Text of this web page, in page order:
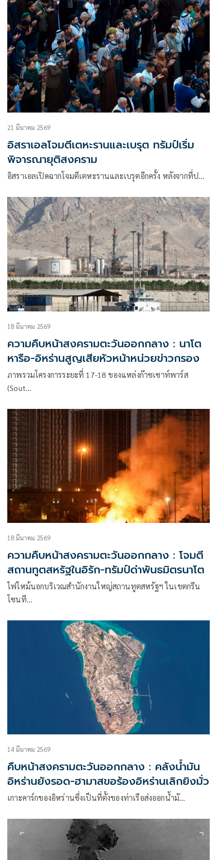
21 มีนาคม 2569
อิสราเอลโจมตีเตหะรานและเบรุต ทรัมป์เริ่ม
พิจารณายุติสงคราม
อิสราเอลเปิดฉากโจมตีเตหะรานและเบรุตอีกครั้ง หลังจากที่ป…
18 มีนาคม 2569
ความคืบหน้าสงครามตะวันออกกลาง : นาโต
หารือ-อิหร่านสูญเสียหัวหน้าหน่วยข่าวกรอง
ภาพรวมโครงการระยะที่ 17-18 ของแหล่งก๊าซเซาท์พาร์ส
(Sout…
18 มีนาคม 2569
ความคืบหน้าสงครามตะวันออกกลาง : โจมตี
สถานทูตสหรัฐในอิรัก-ทรัมป์ด่าพันธมิตรนาโต
ไฟไหม้นอกบริเวณสำนักงานใหญ่สถานทูตสหรัฐฯ ในเขตกรีน
โซนที…
14 มีนาคม 2569
คืบหน้าสงครามตะวันออกกลาง : คลังน้ำมัน
อิหร่านยังรอด-ฮามาสขอร้องอิหร่านเลิกยิงมั่ว
เกาะคาร์กของอิหร่านซึ่งเป็นที่ตั้งของท่าเรือส่งออกน้ำมั…